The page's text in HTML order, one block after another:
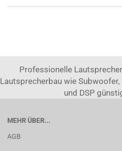
Professionelle
Lautsprecherbau wie
und DSP
MEHR ÜBER...
AGB